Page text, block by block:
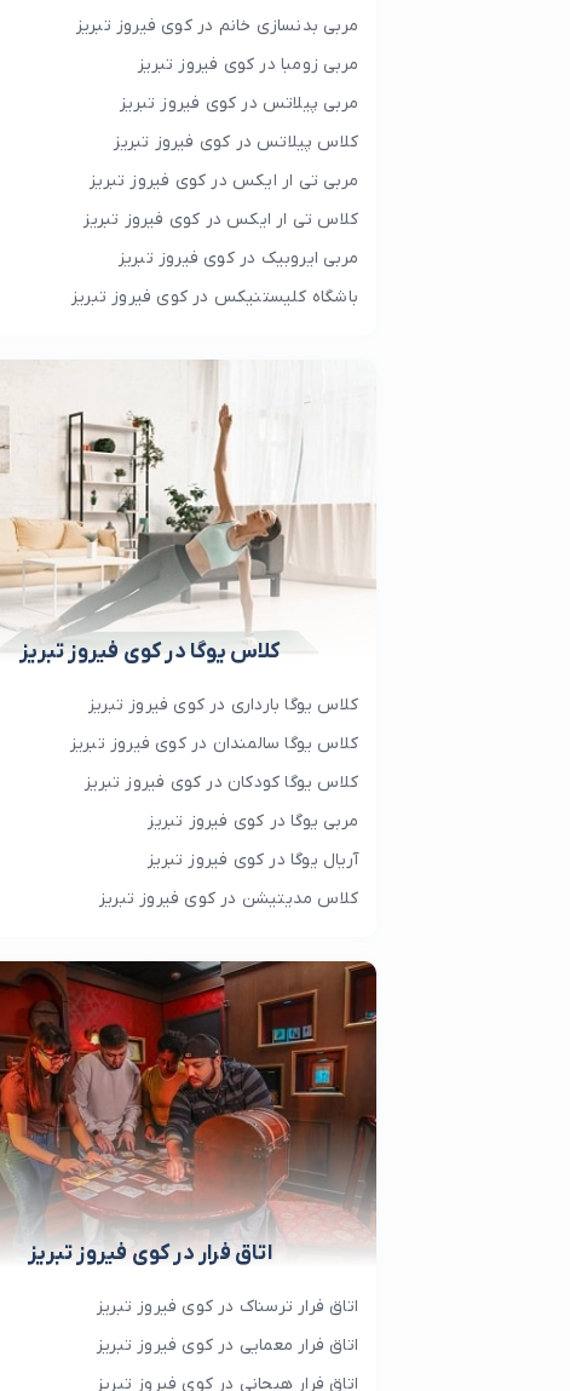
مربی بدنسازی خانم در کوی فیروز تبریز
مربی زومبا در کوی فیروز تبریز
مربی پیلاتس در کوی فیروز تبریز
کلاس پیلاتس در کوی فیروز تبریز
مربی تی ار ایکس در کوی فیروز تبریز
کلاس تی ار ایکس در کوی فیروز تبریز
مربی ایروبیک در کوی فیروز تبریز
باشگاه کلیستنیکس در کوی فیروز تبریز
کلاس یوگا در کوی فیروز تبریز
کلاس یوگا بارداری در کوی فیروز تبریز
کلاس یوگا سالمندان در کوی فیروز تبریز
کلاس یوگا کودکان در کوی فیروز تبریز
مربی یوگا در کوی فیروز تبریز
آریال یوگا در کوی فیروز تبریز
کلاس مدیتیشن در کوی فیروز تبریز
اتاق فرار در کوی فیروز تبریز
اتاق فرار ترسناک در کوی فیروز تبریز
اتاق فرار معمایی در کوی فیروز تبریز
اتاق فرار هیجانی در کوی فیروز تبریز